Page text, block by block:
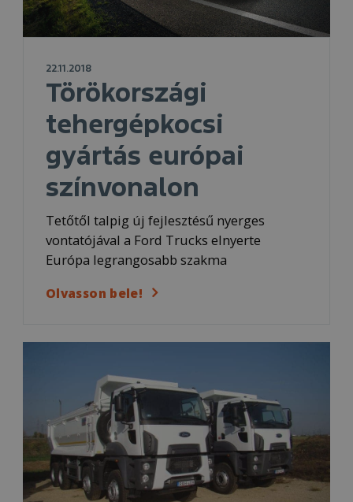
22.11.2018
Törökországi
tehergépkocsi
gyártás európai
színvonalon
Tetőtől talpig új fejlesztésű nyerges
vontatójával a Ford Trucks elnyerte
Európa legrangosabb szakma
Olvasson bele!